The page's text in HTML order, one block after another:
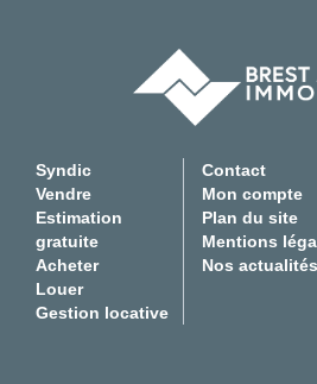
Syndic
Vendre
Estimation
gratuite
Acheter
Louer
Gestion locative
Contact
Mon compte
Plan du site
Mentions
Nos actualités